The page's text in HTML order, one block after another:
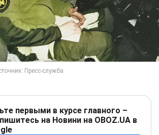
первыми в курсе главного –
на Новини на OBOZ.UA в